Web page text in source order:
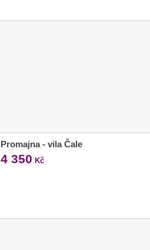
Promajna - vila Čale
4 350 Kč